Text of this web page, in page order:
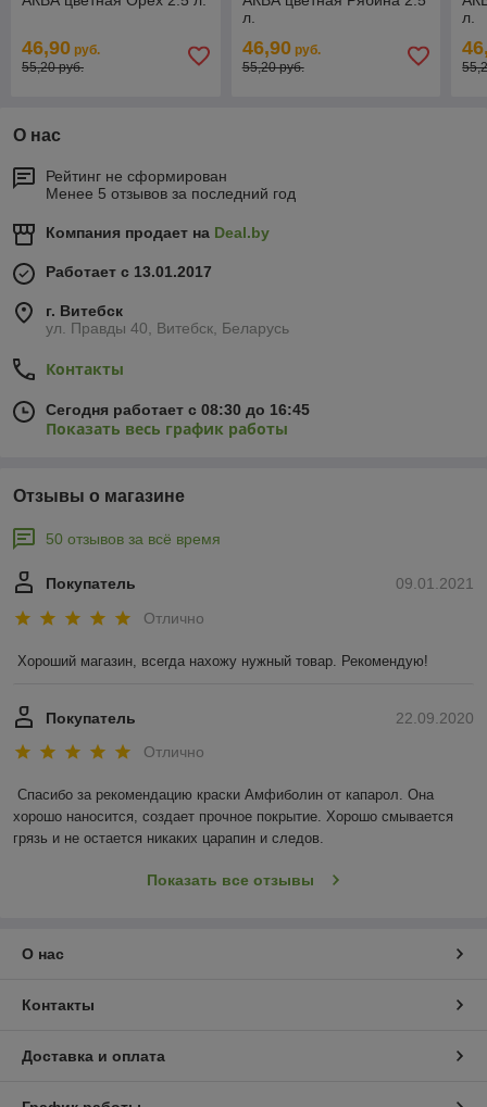
46,90 руб.
55,20 руб.
л.
46,90руб.
55,20 руб.
л.
О нас
Рейтинг не сформирован
Менее 5 отзывов за последний год
Компания продает на Deal.by
Работает с 13.01.2017
г. Витебск
ул. Правды 40, Витебск, Беларусь
Контакты
Сегодня работает с 08:30 до 16:45
Показать весь график работы
Отзывы о магазине
50 отзывов за всё время
09.01.2021
Покупатель
Отлично
Хороший магазин, всегда нахожу нужный товар. Рекомендую!
22.09.2020
Покупатель
Отлично
Спасибо за рекомендацию краски Амфиболин от капарол. Она
хорошо наносится, создает прочное покрытие. Хорошо смывается
грязь и не остается никаких царапин и следов.
Показать все отзывы
О нас
Контакты
Доставка и оплата